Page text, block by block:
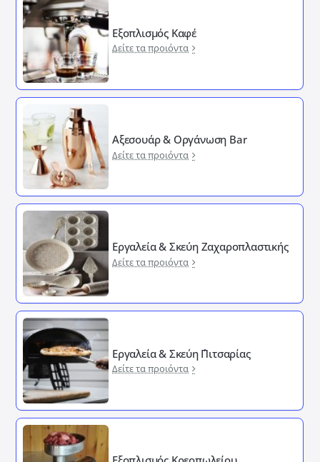
Εξοπλισμός Καφέ
Δείτε τα προιόντα
Αξεσουάρ & Οργάνωση Bar
Δείτε τα προιόντα
Εργαλεία & Σκεύη Ζαχαροπλαστικής
Δείτε τα προιόντα
Εργαλεία & Σκεύη ΄Πιτσαρίας
Δείτε τα προιόντα